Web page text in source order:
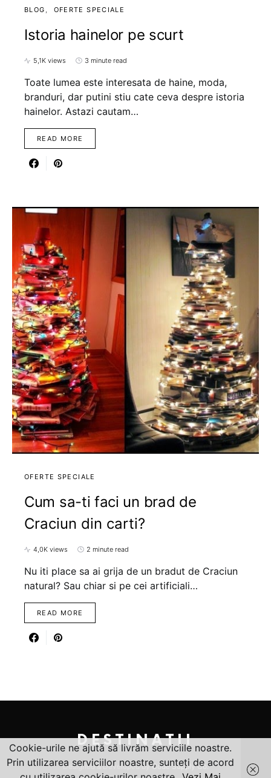
BLOG OFERTE SPECIALE
Istoria hainelor pe scurt
5,1K views 3 minute read
Toate lumea este interesata de haine, moda,
branduri, dar putini stiu cate ceva despre istoria
hainelor. Astazi cautam…
READ MORE
OFERTE SPECIALE
Cum sa-ti faci un brad de
Craciun din carti?
4,0K views 2 minute read
Nu iti place sa ai grija de un bradut de Craciun
natural? Sau chiar si pe cei artificiali…
READ MORE
DESTINATII
Designed & Developed byCode Supply Co.
Cookie-urile ne ajută să livrăm serviciile noastre.
Prin utilizarea serviciilor noastre, sunteți de acord